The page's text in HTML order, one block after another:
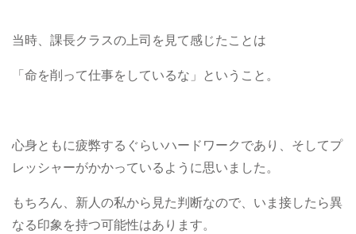
当時、課長クラスの上司を見て感じたことは
「命を削って仕事をしているな」ということ。
心身ともに疲弊するぐらいハードワークであり、そしてプ
レッシャーがかかっているように思いました。
もちろん、新人の私から見た判断なので、いま接したら異
なる印象を持つ可能性はあります。